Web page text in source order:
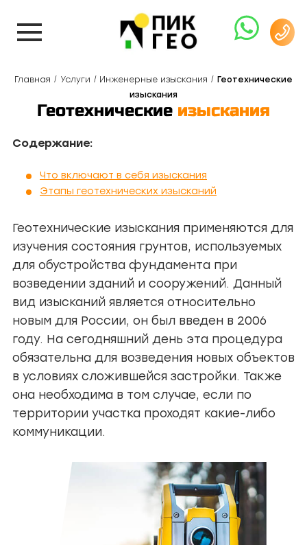
Главная Услуги Инженерные изыскания
Геотехнические
изыскания
Геотехнические изыскания
Содержание:
Что включают в себя изыскания
Этапы геотехнических изысканий
Геотехнические изыскания применяются для
изучения состояния грунтов, используемых
для обустройства фундамента при
возведении зданий и сооружений. Данный
вид изысканий является относительно
новым для России, он был введен в 2006
году. На сегодняшний день эта процедура
обязательна для возведения новых объектов
в условиях сложившейся застройки. Также
она необходима в том случае, если по
территории участка проходят какие-либо
коммуникации.